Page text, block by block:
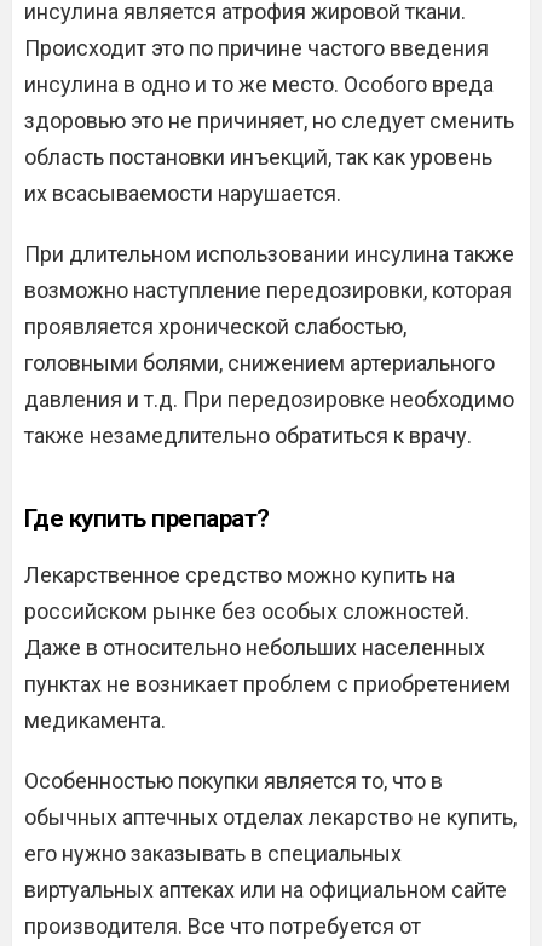
инсулина является атрофия жировой ткани.
Происходит это по причине частого введения
инсулина в одно и то же место. Особого вреда
здоровью это не причиняет, но следует сменить
область постановки инъекций, так как уровень
их всасываемости нарушается.
При длительном использовании инсулина также
возможно наступление передозировки, которая
проявляется хронической слабостью,
головными болями, снижением артериального
давления и т.д. При передозировке необходимо
также незамедлительно обратиться к врачу.
Где купить препарат?
Лекарственное средство можно купить на
российском рынке без особых сложностей.
Даже в относительно небольших населенных
пунктах не возникает проблем с приобретением
медикамента.
Особенностью покупки является то, что в
обычных аптечных отделах лекарство не купить,
его нужно заказывать в специальных
виртуальных аптеках или на официальном сайте
производителя. Все что потребуется от